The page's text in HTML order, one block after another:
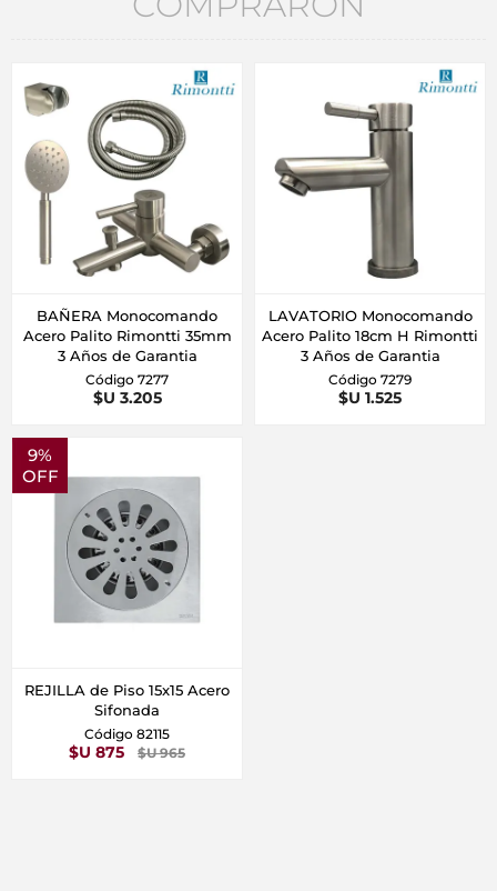
BAÑERA Monocomando
Acero Palito Rimontti 35mm
3 Años de Garantia
Código 7277
$U 3.205
LAVATORIO Monocomando
Acero Palito 18cm H Rimontti
3 Años de Garantia
Código 7279
$U 1.525
9%
OFF
REJILLA de Piso 15x15 Acero
Sifonada
Código 82115
$U 875 $U 965